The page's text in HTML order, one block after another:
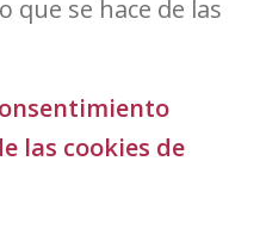
que se hace de las
las cookies de